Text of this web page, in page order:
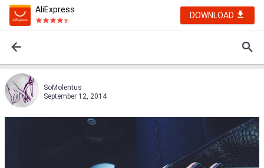
AliExpress
DOWNLOAD
SoMolentus
September 12, 2014